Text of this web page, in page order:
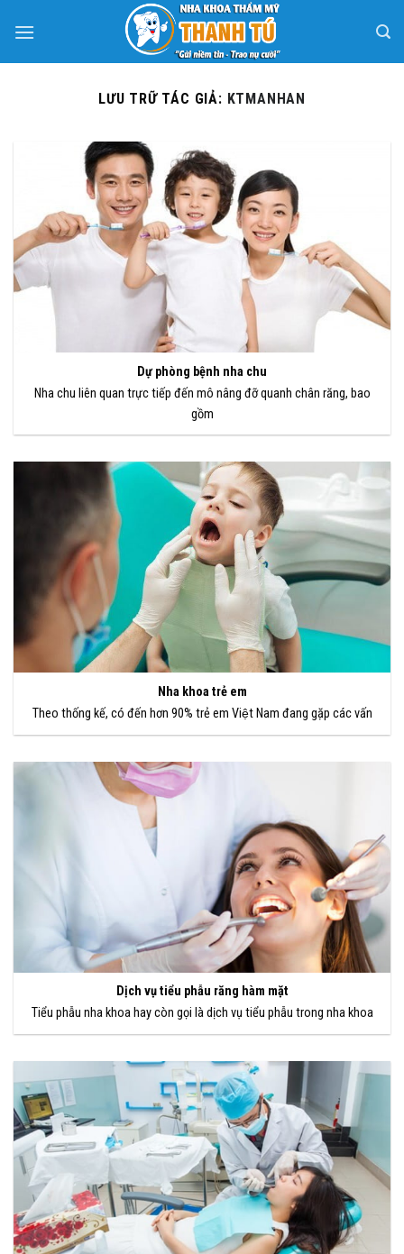
qua
LƯU TRỮ TÁC GIẢ: KTMANHAN
Dự phòng bệnh nha chu
Nha chu liên quan trực tiếp đến mô nâng đỡ quanh chân răng, bao
gồm
Nha khoa trẻ em
Theo thống kế, có đến hơn 90% trẻ em Việt Nam đang gặp các vấn
Dịch vụ tiểu phẫu răng hàm mặt
Tiểu phẫu nha khoa hay còn gọi là dịch vụ tiểu phẫu trong nha khoa